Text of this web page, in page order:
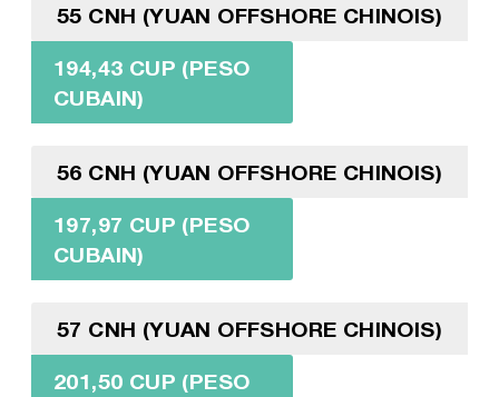
55 CNH (YUAN OFFSHORE CHINOIS)
194,43 CUP (PESO
CUBAIN)
56 CNH (YUAN OFFSHORE CHINOIS)
197,97 CUP (PESO
CUBAIN)
57 CNH (YUAN OFFSHORE CHINOIS)
201,50 CUP (PESO